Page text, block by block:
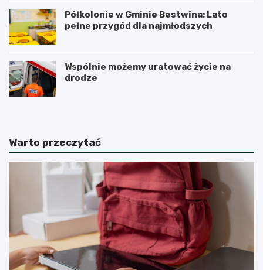
Półkolonie w Gminie Bestwina: Lato
pełne przygód dla najmłodszych
Wspólnie możemy uratować życie na
drodze
Warto przeczytać